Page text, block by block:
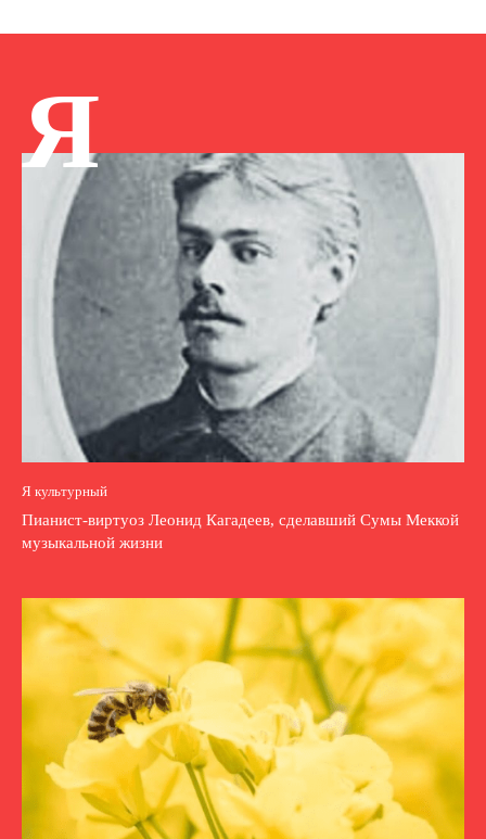
Я
Я культурный
Пианист-виртуоз Леонид Кагадеев, сделавший Сумы Меккой
музыкальной жизни